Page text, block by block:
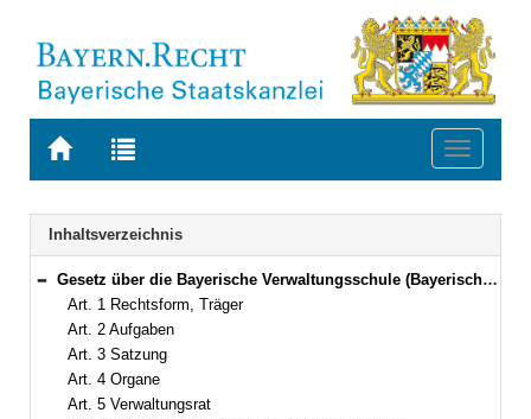
Zur
BAYERN.RECHT
Zur
letzten
Suche
Toggle
Navigation
Inhaltsverzeichnis
Bereich reduzieren
Gesetz über die Bayerische Verwaltungsschule (Bayerisches Verwaltungsschulgesetz – BayVwSG) Vom 9. Juni 1998 (GVBl. S. 290) BayRS 2038-1-1-I (Art. 1–14)
Art. 1 Rechtsform, Träger
Art. 2 Aufgaben
Art. 3 Satzung
Art. 4 Organe
Art. 5 Verwaltungsrat